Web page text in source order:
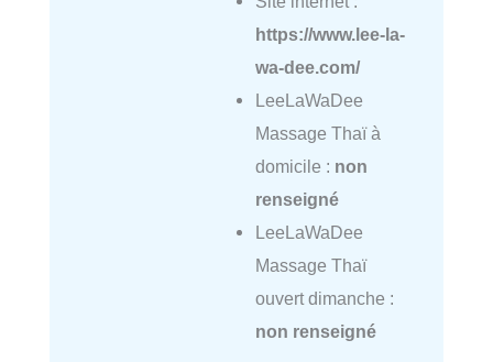
https://www.lee-la-
wa-dee.com/
LeeLaWaDee
Massage Thaï à
domicile : non
renseigné
LeeLaWaDee
Massage Thaï
ouvert dimanche :
non renseigné